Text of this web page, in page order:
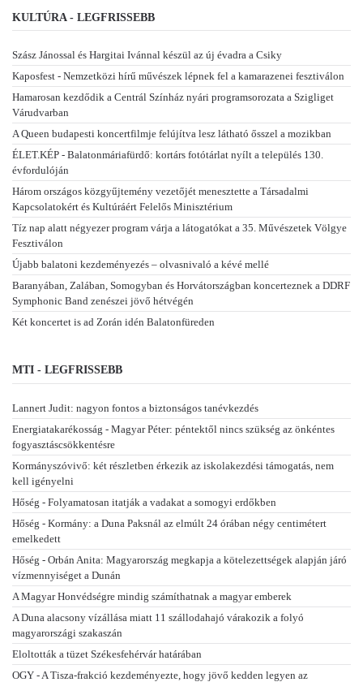
KULTÚRA - LEGFRISSEBB
Szász Jánossal és Hargitai Ivánnal készül az új évadra a Csiky
Kaposfest - Nemzetközi hírű művészek lépnek fel a kamarazenei fesztiválon
Hamarosan kezdődik a Centrál Színház nyári programsorozata a Szigliget
Várudvarban
A Queen budapesti koncertfilmje felújítva lesz látható ősszel a mozikban
ÉLET.KÉP - Balatonmáriafürdő: kortárs fotótárlat nyílt a település 130.
évfordulóján
Három országos közgyűjtemény vezetőjét menesztette a Társadalmi
Kapcsolatokért és Kultúráért Felelős Minisztérium
Tíz nap alatt négyezer program várja a látogatókat a 35. Művészetek Völgye
Fesztiválon
Újabb balatoni kezdeményezés – olvasnivaló a kévé mellé
Baranyában, Zalában, Somogyban és Horvátországban koncerteznek a DDRF
Symphonic Band zenészei jövő hétvégén
Két koncertet is ad Zorán idén Balatonfüreden
MTI - LEGFRISSEBB
Lannert Judit: nagyon fontos a biztonságos tanévkezdés
Energiatakarékosság - Magyar Péter: péntektől nincs szükség az önkéntes
fogyasztáscsökkentésre
Kormányszóvivő: két részletben érkezik az iskolakezdési támogatás, nem
kell igényelni
Hőség - Folyamatosan itatják a vadakat a somogyi erdőkben
Hőség - Kormány: a Duna Paksnál az elmúlt 24 órában négy centimétert
emelkedett
Hőség - Orbán Anita: Magyarország megkapja a kötelezettségek alapján járó
vízmennyiséget a Dunán
A Magyar Honvédségre mindig számíthatnak a magyar emberek
A Duna alacsony vízállása miatt 11 szállodahajó várakozik a folyó
magyarországi szakaszán
Eloltották a tüzet Székesfehérvár határában
OGY - A Tisza-frakció kezdeményezte, hogy jövő kedden legyen az